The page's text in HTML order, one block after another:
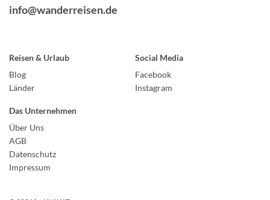
info@wanderreisen.de
Reisen & Urlaub
Blog
Länder
Social Media
Facebook
Instagram
Das Unternehmen
Über Uns
AGB
Datenschutz
Impressum